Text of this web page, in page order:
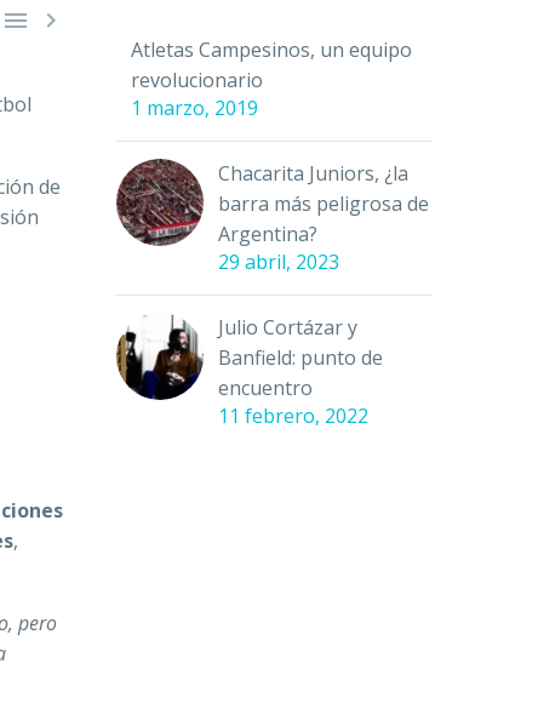
 
de
,
pero
Atletas Campesinos, un equipo
revolucionario
1 marzo, 2019
Chacarita Juniors, ¿la
barra más peligrosa de
Argentina?
29 abril, 2023
Julio Cortázar y
Banfield: punto de
encuentro
11 febrero, 2022